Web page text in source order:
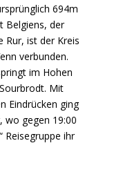
694m
Belgiens, der
Rur, ist der Kreis
verbunden.
im Hohen
Mit
Eindrücken ging
wo gegen 19:00
Reisegruppe ihr